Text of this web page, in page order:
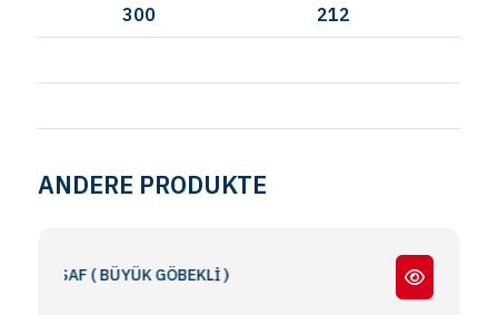
300 212
ANDERE PRODUKTE
SAF ( BÜYÜK GÖBEKLİ )